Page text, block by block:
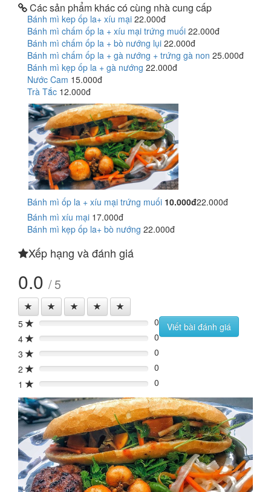
Các sản phẩm khác có cùng nhà cung cấp
Bánh mì kep ốp la+ xíu mại 22.000đ
Bánh mì chấm ốp la + xíu mại trứng muối 22.000đ
Bánh mì chấm ốp la + bò nướng lụi 22.000đ
Bánh mì chấm ốp la + gà nướng + trứng gà non 25.000đ
Bánh mì kẹp ốp la + gà nướng 22.000đ
Nước Cam 15.000đ
Trà Tắc 12.000đ
Bánh mì ốp la + xíu mại trứng muối 10.000đ22.000đ
Bánh mì xíu mại 17.000đ
Bánh mì kẹp ốp la+ bò nướng 22.000đ
Xếp hạng và đánh giá
0.0 / 5
5 0%
0
4
0%
0
3
0%
0
2
0%
0
1
0% 0
Viết bài đánh giá